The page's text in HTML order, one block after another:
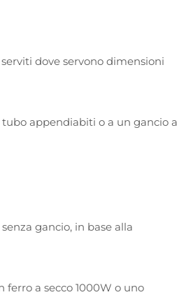
dove servono dimensioni
appendiabiti o a un gancio a
gancio, in base alla
ferro a secco 1000W o uno